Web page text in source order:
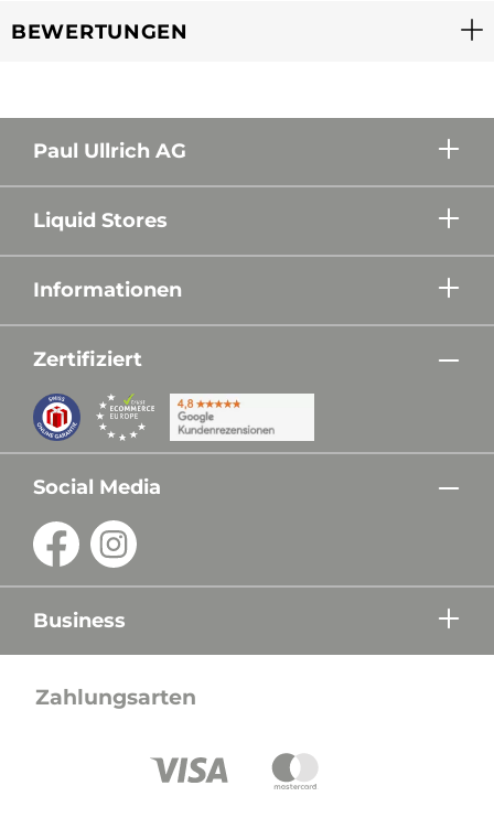
BEWERTUNGEN
Paul Ullrich AG
Liquid Stores
Informationen
Zertifiziert
Social Media
Business
Zahlungsarten